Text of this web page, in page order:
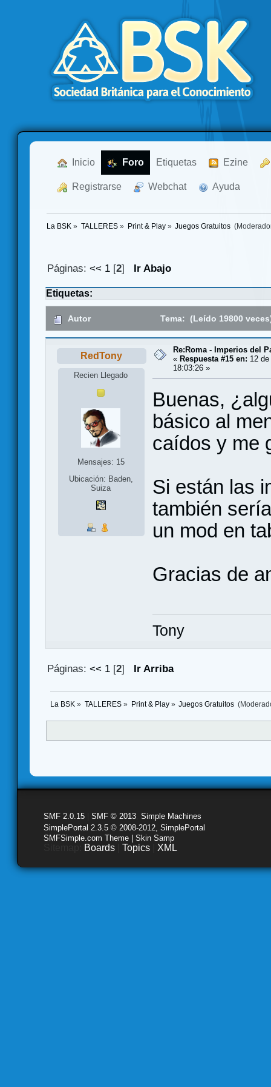
Inicio Foro Etiquetas Ezine
Registrarse Webchat Ayuda
La BSK » TALLERES» Print & Play» Juegos Gratuitos
Páginas:<< 1 [2] Ir Abajo
Etiquetas:
Autor Tema: (Leído 19800
RedTony
Recien Llegado
Mensajes: 15
Ubicación: Baden,
Suiza
Re:Roma - Imperios del
« Respuesta #15 en: 12
18:03:26 »
Buenas,
básico al
caídos y me
Si están las
también
un mod en
Gracias de
Tony
Páginas:<< 1 [2] Ir Arriba
La BSK » TALLERES» Print & Play» Juegos Gratuitos
SMF 2.0.15 SMF © 2013 Simple Machines
SimplePortal 2.3.5 © 2008-2012, SimplePortal
SMFSimple.com Theme | Skin Samp
Boards Topics XML